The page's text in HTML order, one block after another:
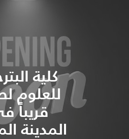
كلية
للعلوم
قريباً
المدينة